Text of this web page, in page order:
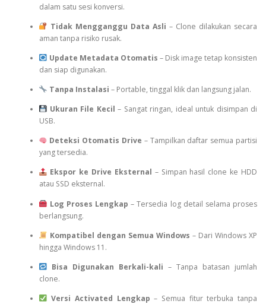
dalam satu sesi konversi.
Tidak Mengganggu Data Asli – Clone dilakukan secara
aman tanpa risiko rusak.
Update Metadata Otomatis – Disk image tetap konsisten
dan siap digunakan.
Tanpa Instalasi – Portable, tinggal klik dan langsung jalan.
Ukuran File Kecil – Sangat ringan, ideal untuk disimpan di
USB.
Deteksi Otomatis Drive – Tampilkan daftar semua partisi
yang tersedia.
Ekspor ke Drive Eksternal – Simpan hasil clone ke HDD
atau SSD eksternal.
Log Proses Lengkap – Tersedia log detail selama proses
berlangsung.
Kompatibel dengan Semua Windows – Dari Windows XP
hingga Windows 11.
Bisa Digunakan Berkali-kali – Tanpa batasan jumlah
clone.
Versi Activated Lengkap – Semua fitur terbuka tanpa